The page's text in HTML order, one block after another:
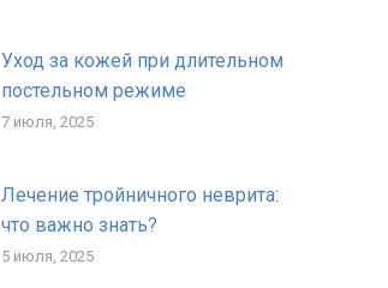
Уход за кожей при длительном
постельном режиме
7 июля, 2025
Лечение тройничного неврита:
что важно знать?
5 июля, 2025